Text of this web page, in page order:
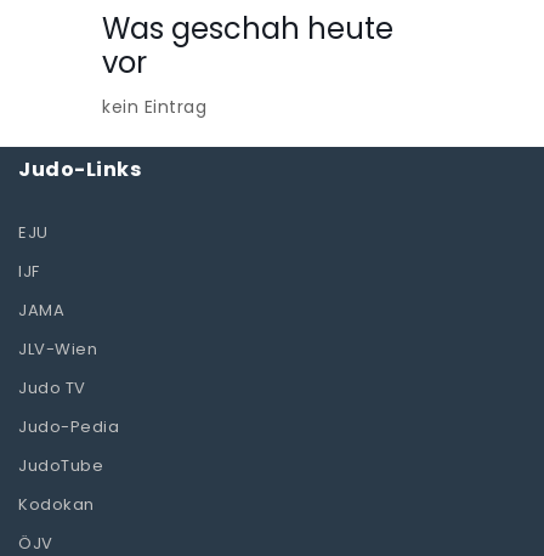
Was geschah heute
vor
kein Eintrag
Judo-Links
EJU
IJF
JAMA
JLV-Wien
Judo TV
Judo-Pedia
JudoTube
Kodokan
ÖJV